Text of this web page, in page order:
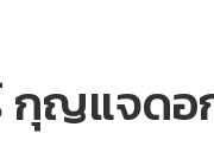
กุญแจด